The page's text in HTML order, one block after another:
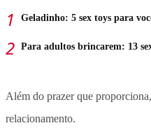
Geladinho: 5 sex toys para
Para adultos brincarem: 13
Além do prazer que
relacionamento.